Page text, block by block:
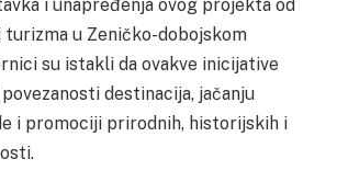
i unapređenja ovog projekta od
turizma u Zeničko-dobojskom
su istakli da ovakve inicijative
destinacija, jačanju
i promociji prirodnih, historijskih i